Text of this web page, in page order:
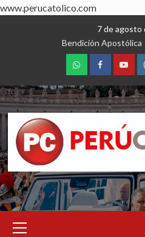
www.perucatolico.com
7 de agosto
Bendición Apostólica
WhatsAppFacebook
Menu